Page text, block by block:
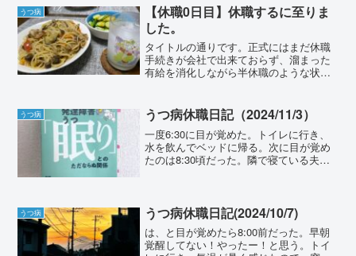
気で三度寝。9:00...
うつ病
【休職0日目】休職するに至りま
した。
タイトルの通りです。正式にはまだ休職
手続きが会社で出来ておらず、溜まった
有給を消化しながら半休職のような状態
うつ病 うつ病休職日記（2024/11/3）
一度6:30に目が覚めた。トイレに行き、
水を飲んでベッドに帰る。次に目が覚め
たのは8:30頃だった。隣で寝ている夫、
しれないけれど。...
うつ病 うつ病休職日記(2024/10/7)
は、と目が覚めたら8:00前だった。早朝
覚醒してない！やったー！と思う。トイ